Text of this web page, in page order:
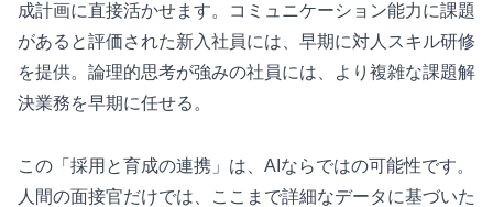
成計画に直接活かせます。コミュニケーション能力に課題
があると評価された新入社員には、早期に対人スキル研修
を提供。論理的思考が強みの社員には、より複雑な課題解
決業務を早期に任せる。
この「採用と育成の連携」は、AIならではの可能性です。
人間の面接官だけでは、ここまで詳細なデータに基づいた